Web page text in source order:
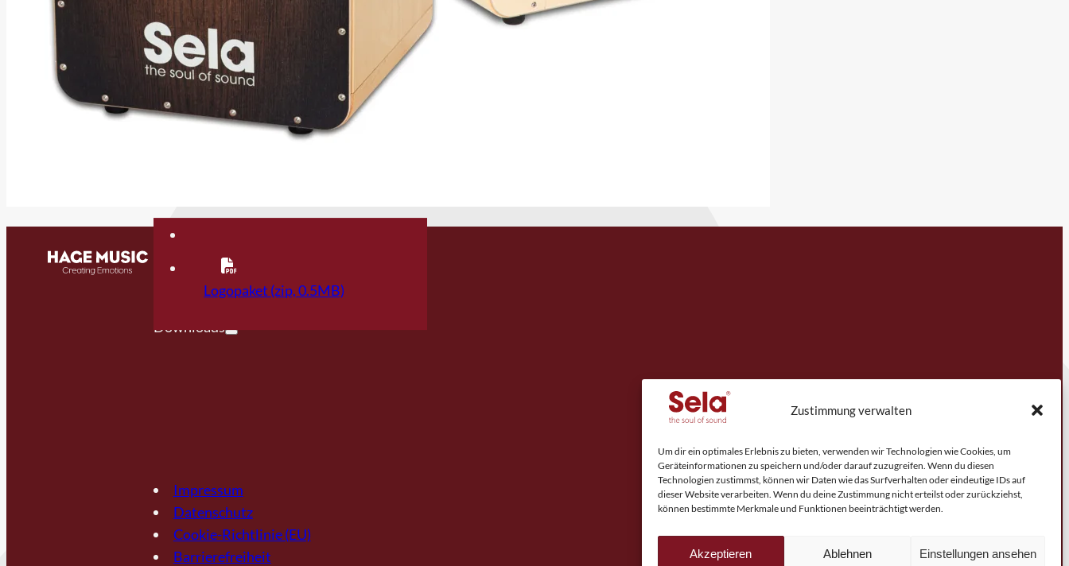
Zustimmung verwalten
Um dir ein optimales Erlebnis zu bieten, verwenden wir Technologien wie Cookies, um
Geräteinformationen zu speichern und/oder darauf zuzugreifen. Wenn du diesen
Technologien zustimmst, können wir Daten wie das Surfverhalten oder eindeutige IDs auf
dieser Website verarbeiten. Wenn du deine Zustimmung nicht erteilst oder zurückziehst,
können bestimmte Merkmale und Funktionen beeinträchtigt werden.
Akzeptieren Ablehnen Einstellungen ansehen
Kontakt
Downloads
Logopaket (zip, 0.5MB)
Impressum
Datenschutz
Cookie-Richtlinie (EU)
Barrierefreiheit